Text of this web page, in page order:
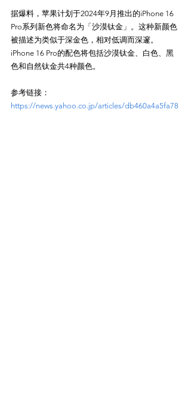
据爆料，苹果计划于2024年9月推出的iPhone 16
Pro系列新色将命名为「沙漠钛金」。这种新颜色
被描述为类似于深金色，相对低调而深邃。
iPhone 16 Pro的配色将包括沙漠钛金、白色、黑
参考链接：
https://news.yahoo.co.jp/articles/db460a4a5fa78